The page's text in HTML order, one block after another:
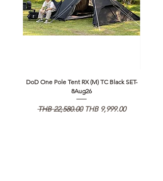
DoD One Pole Tent RX (M) TC Black SET-
8Aug26
일반가
THB 22,580.00 할인가
THB 9,999.00